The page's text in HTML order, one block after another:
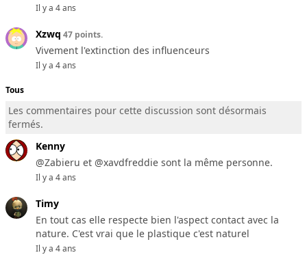
Il y a 4 ans
Xzwq 47 points.
Vivement l'extinction des influenceurs
Il y a 4 ans
Tous
Les commentaires pour cette discussion sont désormais
fermés.
Kenny
@Zabieru et @xavdfreddie sont la même personne.
Il y a 4 ans
Timy
En tout cas elle respecte bien l'aspect contact avec la
nature. C'est vrai que le plastique c'est naturel
Il y a 4 ans